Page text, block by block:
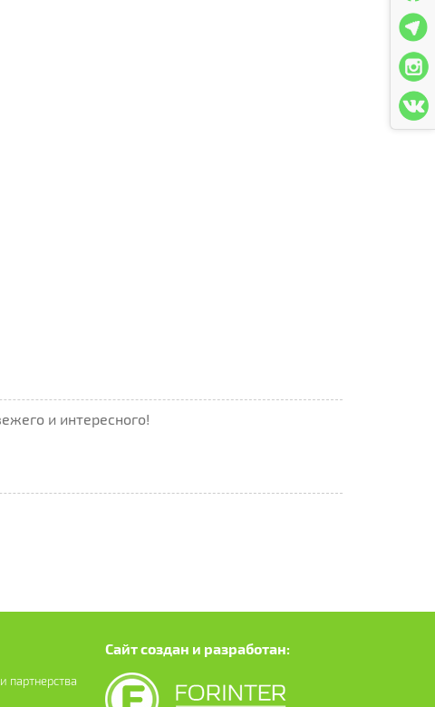
и интересного!
партнерства
Сайт создан и разработан: